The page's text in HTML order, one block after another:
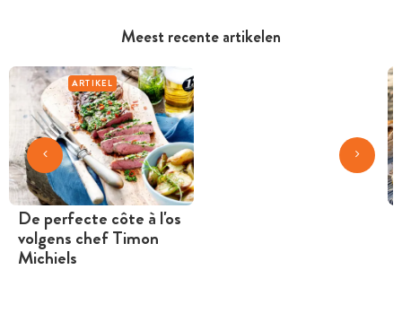
Meest recente artikelen
ARTIKEL
De perfecte côte à l'os
volgens chef Timon
Michiels